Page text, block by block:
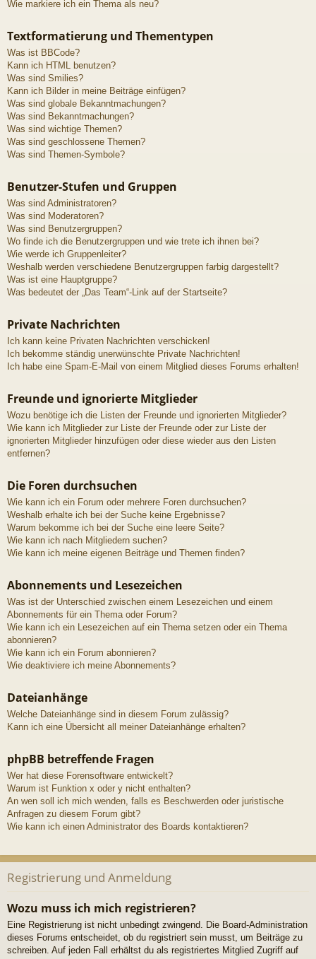
Wie markiere ich ein Thema als neu?
Textformatierung und Thementypen
Was ist BBCode?
Kann ich HTML benutzen?
Was sind Smilies?
Kann ich Bilder in meine Beiträge einfügen?
Was sind globale Bekanntmachungen?
Was sind Bekanntmachungen?
Was sind wichtige Themen?
Was sind geschlossene Themen?
Was sind Themen-Symbole?
Benutzer-Stufen und Gruppen
Was sind Administratoren?
Was sind Moderatoren?
Was sind Benutzergruppen?
Wo finde ich die Benutzergruppen und wie trete ich ihnen bei?
Wie werde ich Gruppenleiter?
Weshalb werden verschiedene Benutzergruppen farbig dargestellt?
Was ist eine Hauptgruppe?
Was bedeutet der „Das Team“-Link auf der Startseite?
Private Nachrichten
Ich kann keine Privaten Nachrichten verschicken!
Ich bekomme ständig unerwünschte Private Nachrichten!
Ich habe eine Spam-E-Mail von einem Mitglied dieses Forums erhalten!
Freunde und ignorierte Mitglieder
Wozu benötige ich die Listen der Freunde und ignorierten Mitglieder?
Wie kann ich Mitglieder zur Liste der Freunde oder zur Liste der
ignorierten Mitglieder hinzufügen oder diese wieder aus den Listen
entfernen?
Die Foren durchsuchen
Wie kann ich ein Forum oder mehrere Foren durchsuchen?
Weshalb erhalte ich bei der Suche keine Ergebnisse?
Warum bekomme ich bei der Suche eine leere Seite?
Wie kann ich nach Mitgliedern suchen?
Wie kann ich meine eigenen Beiträge und Themen finden?
Abonnements und Lesezeichen
Was ist der Unterschied zwischen einem Lesezeichen und einem
Abonnements für ein Thema oder Forum?
Wie kann ich ein Lesezeichen auf ein Thema setzen oder ein Thema
abonnieren?
Wie kann ich ein Forum abonnieren?
Wie deaktiviere ich meine Abonnements?
Dateianhänge
Welche Dateianhänge sind in diesem Forum zulässig?
Kann ich eine Übersicht all meiner Dateianhänge erhalten?
phpBB betreffende Fragen
Wer hat diese Forensoftware entwickelt?
Warum ist Funktion x oder y nicht enthalten?
An wen soll ich mich wenden, falls es Beschwerden oder juristische
Anfragen zu diesem Forum gibt?
Wie kann ich einen Administrator des Boards kontaktieren?
Registrierung und Anmeldung
Wozu muss ich mich registrieren?
Eine Registrierung ist nicht unbedingt zwingend. Die Board-Administration
dieses Forums entscheidet, ob du registriert sein musst, um Beiträge zu
schreiben. Auf jeden Fall erhältst du als registriertes Mitglied Zugriff auf